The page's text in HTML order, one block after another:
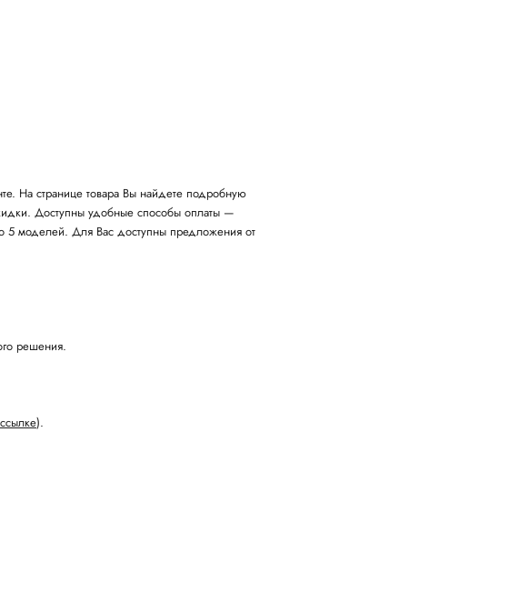
На странице товара Вы найдете подробную
Доступны удобные способы оплаты —
5 моделей. Для Вас доступны предложения от
решения.
ссылке).